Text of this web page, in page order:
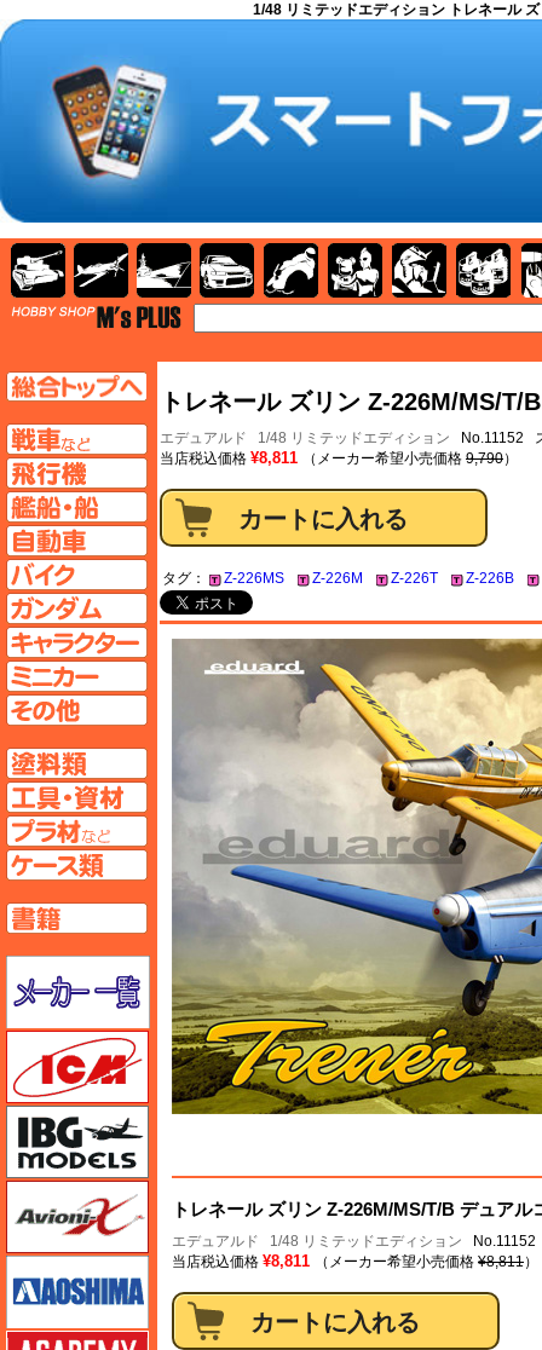
1/48 リミテッドエディション トレネール
トレネール ズリン Z-226M/MS/T/
エデュアルド 1/48 リミテッドエディション No.11152
当店税込価格 ¥8,811 （メーカー希望小売価格 9,790）
タグ： Z-226MS Z-226M Z-226T Z-226B
トレネール ズリン Z-226M/MS/T/B デュア
エデュアルド 1/48 リミテッドエディション No.11152
当店税込価格 ¥8,811 （メーカー希望小売価格 ¥8,811）
AFV
飛行機ページへ
艦船ページへ
自動車ページへ
バイクページへ
ガンダムページへ
キャラクターページへ
ミニカーページへ
プラ材ページへ
ケースページへ
ICM
IBG
アオシマ
アカデミー
AFV 飛行機 艦船 自動車 バイク キャラクターガンダム 塗料